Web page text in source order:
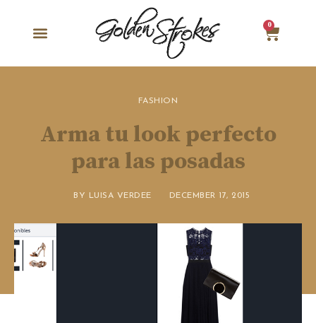
0
FASHION
Arma tu look perfecto
para las posadas
BY LUISA VERDEE DECEMBER 17, 2015